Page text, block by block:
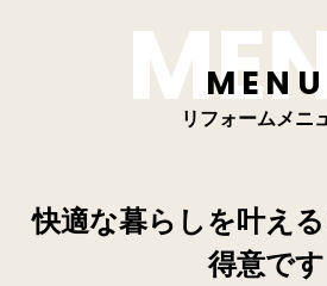
MENU
リフォームメニ
快適な暮らしを叶え
得意です